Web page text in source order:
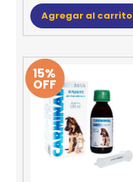
Agregar al carrito
15%
OFF